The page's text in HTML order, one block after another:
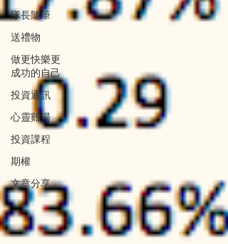
隊長隨筆
送禮物
做更快樂更
成功的自己
投資通訊
心靈雞湯
投資課程
期權
文章分享